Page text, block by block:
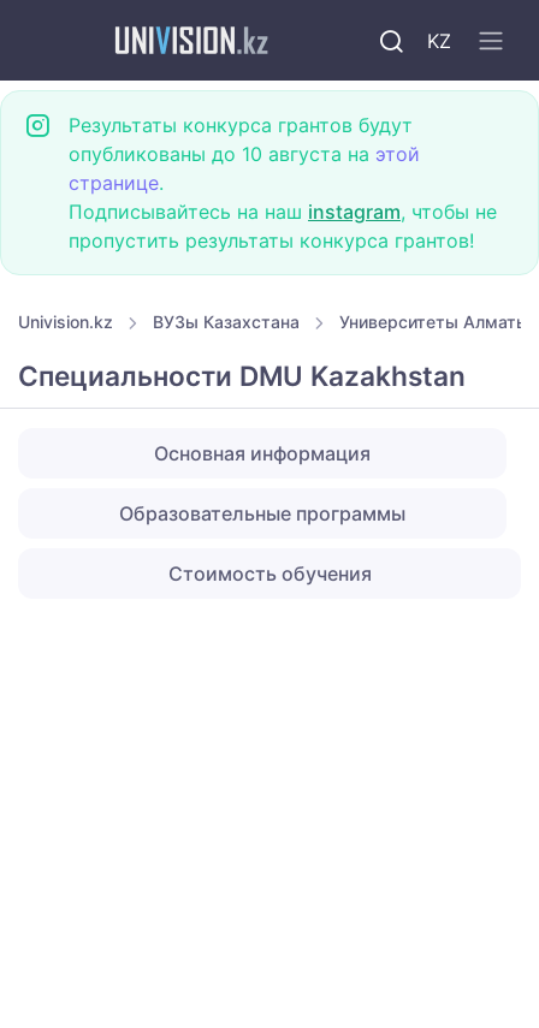
KZ
Результаты конкурса грантов будут
опубликованы до 10 августа на этой
странице.
Подписывайтесь на наш instagram, чтобы не
пропустить результаты конкурса грантов!
Univision.kz ВУЗы Казахстана Университеты Алматы
Специальности DMU Kazakhstan
Основная информация
Образовательные программы
Стоимость обучения